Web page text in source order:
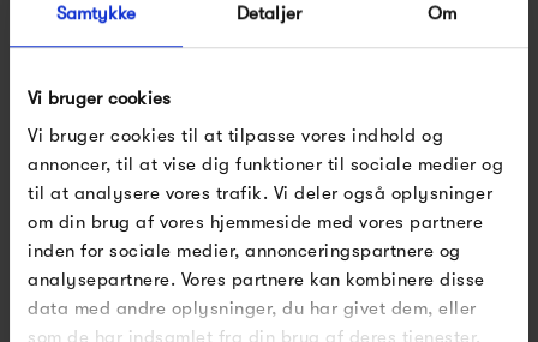
Samtykke Detaljer Om
Vi bruger cookies
Vi bruger cookies til at tilpasse vores indhold og
annoncer, til at vise dig funktioner til sociale medier og
til at analysere vores trafik. Vi deler også oplysninger
om din brug af vores hjemmeside med vores partnere
inden for sociale medier, annonceringspartnere og
analysepartnere. Vores partnere kan kombinere disse
data med andre oplysninger, du har givet dem, eller
som de har indsamlet fra din brug af deres tjenester.
Flensted Mobiles UN17 -
Balance
649,00 kr
Flensted Mobiles
Museum Jorn
349,00 kr